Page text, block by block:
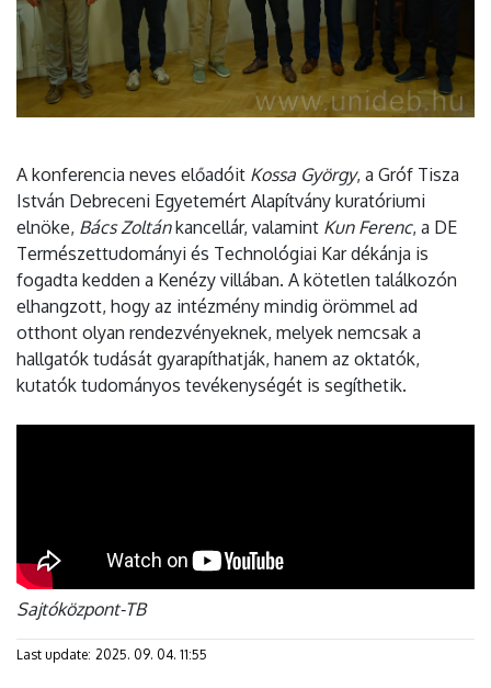
A konferencia neves előadóit Kossa György, a Gróf Tisza
István Debreceni Egyetemért Alapítvány kuratóriumi
elnöke, Bács Zoltánkancellár, valamint Kun Ferenc, a DE
Természettudományi és Technológiai Kar dékánja is
fogadta kedden a Kenézy villában. A kötetlen találkozón
elhangzott, hogy az intézmény mindig örömmel ad
otthont olyan rendezvényeknek, melyek nemcsak a
hallgatók tudását gyarapíthatják, hanem az oktatók,
kutatók tudományos tevékenységét is segíthetik.
Sajtóközpont-TB
Last update: 2025. 09. 04. 11:55